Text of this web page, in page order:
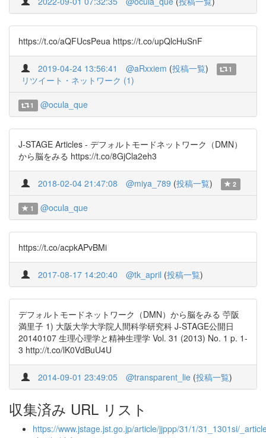
https://t.co/aQFUcsPeua https://t.co/upQlcHuSnF
2019-04-24 13:56:41 @aRxxiem (投稿一覧) 1
リツイート・ネットワーク (1)
1 @ocula_que
J-STAGE Articles - デフォルトモードネットワーク（DMN）
から脳をみる https://t.co/8GjCla2eh3
2018-02-04 21:47:08 @miya_789 (投稿一覧) 2
1 @ocula_que
https://t.co/acpkAPvBMi
2017-08-17 14:20:40 @tk_april (投稿一覧)
デフォルトモードネットワーク（DMN）から脳をみる 苧阪
満里子 1) 大阪大学大学院人間科学研究科 J-STAGE公開日
20140107 生理心理学と精神生理学 Vol. 31 (2013) No. 1 p. 1-
3 http://t.co/lK0VdBuU4U
2014-09-01 23:49:05 @transparent_lie (投稿一覧)
収集済み URL リスト
https://www.jstage.jst.go.jp/article/jjppp/31/1/31_1301si/